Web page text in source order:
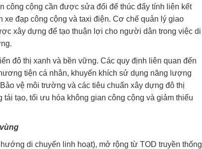
cộng cần được sửa đổi để thúc đẩy tính liên kết
đạp công cộng và taxi điện. Cơ chế quản lý giao
xây dựng để tạo thuận lợi cho người dân trong việc di
đô thị xanh và bền vững. Các quy định liên quan đến
tiện cá nhân, khuyến khích sử dụng năng lượng
vệ môi trường và các tiêu chuẩn xây dựng đô thị
tạo, tối ưu hóa không gian công cộng và giảm thiểu
di chuyển linh hoạt), mở rộng từ TOD truyền thống